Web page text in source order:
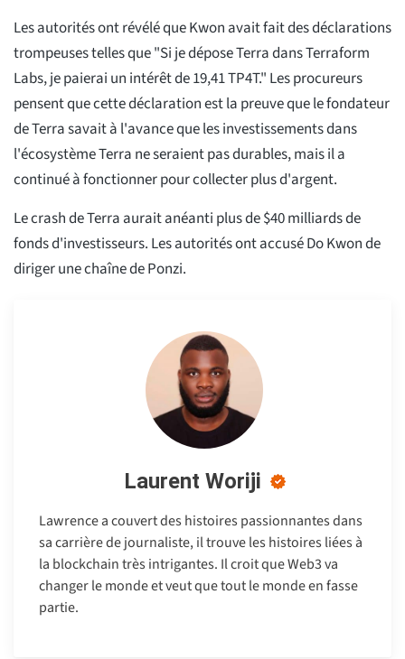
Les autorités ont révélé que Kwon avait fait des déclarations
trompeuses telles que "Si je dépose Terra dans Terraform
Labs, je paierai un intérêt de 19,41 TP4T." Les procureurs
pensent que cette déclaration est la preuve que le fondateur
de Terra savait à l'avance que les investissements dans
l'écosystème Terra ne seraient pas durables, mais il a
continué à fonctionner pour collecter plus d'argent.
Le crash de Terra aurait anéanti plus de $40 milliards de
fonds d'investisseurs. Les autorités ont accusé Do Kwon de
diriger une chaîne de Ponzi.
Laurent Woriji
Lawrence a couvert des histoires passionnantes dans
sa carrière de journaliste, il trouve les histoires liées à
la blockchain très intrigantes. Il croit que Web3 va
changer le monde et veut que tout le monde en fasse
partie.